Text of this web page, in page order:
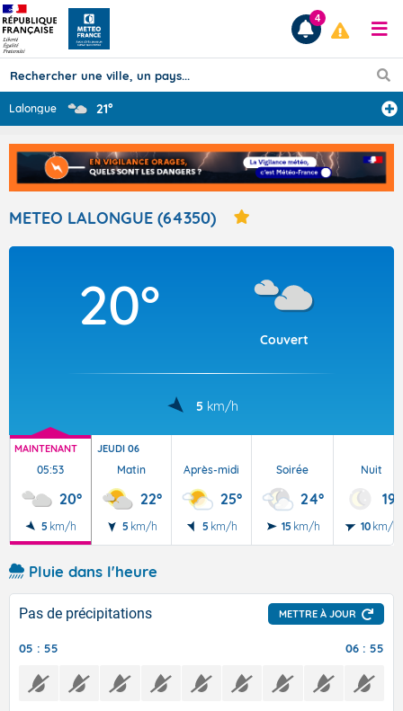
Prévisions
TOUS LES RÉSULTATS
Articles
4
Lalongue 21°
METEO LALONGUE (64350)
20°
Couvert
5 km/h
MAINTENANT
05:53
20°
5 km/h
JEUDI 06
Matin
22°
5 km/h
Après-midi
25°
5 km/h
Soirée
24°
15 km/h
Nuit
19°
10 km/h
Pluie dans l'heure
Pas de précipitations METTRE À JOUR
05 : 55 06 : 55